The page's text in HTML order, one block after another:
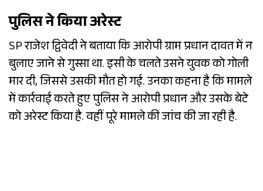
पुलिस ने किया अरेस्ट
SP राजेश द्विवेदी ने बताया कि आरोपी ग्राम प्रधान दावत में न
बुलाए जाने से गुस्सा था. इसी के चलते उसने युवक को गोली
मार दी, जिससे उसकी मौत हो गई. उनका कहना है कि मामले
में कार्रवाई करते हुए पुलिस ने आरोपी प्रधान और उसके बेटे
को अरेस्ट किया है. वहीं पूरे मामले की जांच की जा रही है.